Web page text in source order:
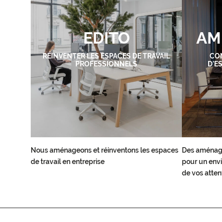
EDITO
RÉINVENTER LES ESPACES DE TRAVAIL
PROFESSIONNELS
Nous aménageons et réinventons les espaces
de travail en entreprise
Des
pour un
de vos